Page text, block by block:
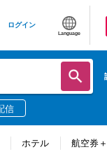
ログイン
Language
信
ホテル 航空券